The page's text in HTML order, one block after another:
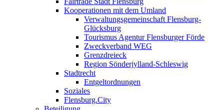
Kooperationen mit dem Umland
Verwaltungsgemeinschaft Flensburg-
Glücksburg
Tourismus Agentur Flensburger Förde
Zweckverband WEG
Grenzdreieck
Region Sönderjylland-Schleswig
Stadtrecht
Entgeltordnungen
Soziales
Flensburg.City